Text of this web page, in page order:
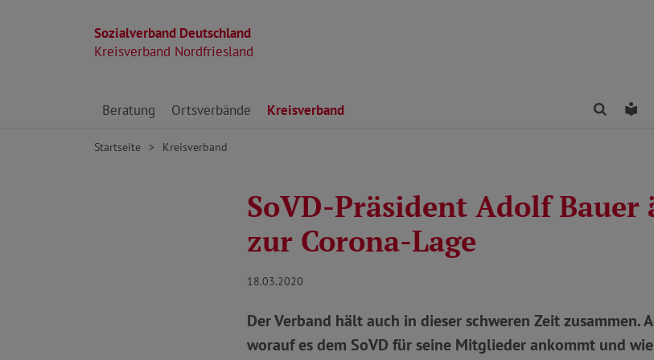
Sozialverband Deutschland
Kreisverband Nordfriesland
Direkt zu den Inhalten springen
Beratung Ortsverbände Kreisverband Finden
Startseite Kreisverband
SoVD-Präsident Adolf Bauer
zur Corona-Lage
18.03.2020
Der Verband hält auch in dieser schweren Zeit zusammen.
worauf es dem SoVD für seine Mitglieder ankommt und